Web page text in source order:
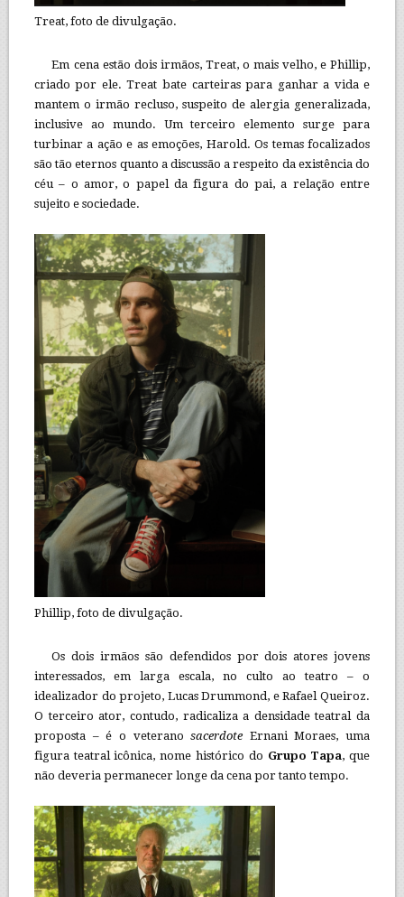
Treat, foto de divulgação.
Em cena estão dois irmãos, Treat, o mais velho, e Phillip,
criado por ele. Treat bate carteiras para ganhar a vida e
mantem o irmão recluso, suspeito de alergia generalizada,
inclusive ao mundo. Um terceiro elemento surge para
turbinar a ação e as emoções, Harold. Os temas focalizados
são tão eternos quanto a discussão a respeito da existência do
céu – o amor, o papel da figura do pai, a relação entre
sujeito e sociedade.
Phillip, foto de divulgação.
Os dois irmãos são defendidos por dois atores jovens
interessados, em larga escala, no culto ao teatro – o
idealizador do projeto, Lucas Drummond, e Rafael Queiroz.
O terceiro ator, contudo, radicaliza a densidade teatral da
proposta – é o veteranosacerdoteErnani Moraes, uma
figura teatral icônica, nome histórico do Grupo Tapa, que
não deveria permanecer longe da cena por tanto tempo.